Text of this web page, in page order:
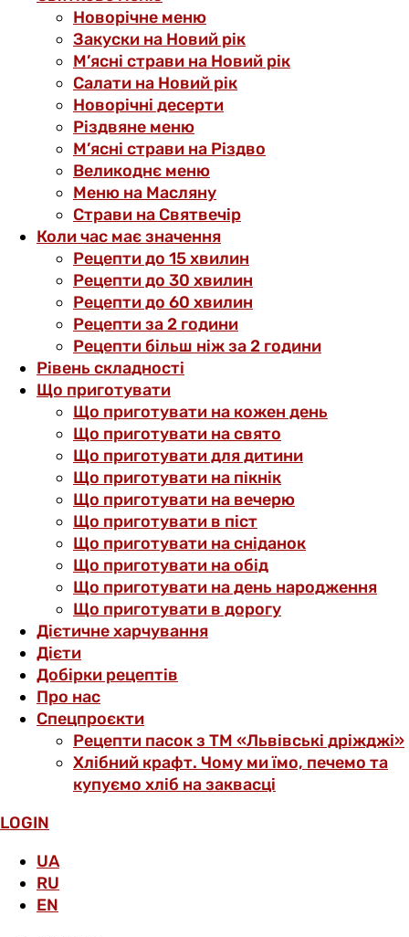
Новорічне меню
Закуски на Новий рік
М’ясні страви на Новий рік
Салати на Новий рік
Новорічні десерти
Різдвяне меню
М’ясні страви на Різдво
Великоднє меню
Меню на Масляну
Страви на Святвечір
Коли час має значення
Рецепти до 15 хвилин
Рецепти до 30 хвилин
Рецепти до 60 хвилин
Рецепти за 2 години
Рецепти більш ніж за 2 години
Рівень складності
Що приготувати
Що приготувати на кожен день
Що приготувати на свято
Що приготувати для дитини
Що приготувати на пікнік
Що приготувати на вечерю
Що приготувати в піст
Що приготувати на сніданок
Що приготувати на обід
Що приготувати на день народження
Що приготувати в дорогу
Дієтичне харчування
Дієти
Добірки рецептів
Про нас
Спецпроєкти
Рецепти пасок з ТМ «Львівські дріжджі»
Хлібний крафт. Чому ми їмо, печемо та
купуємо хліб на заквасці
LOGIN
UA
RU
EN